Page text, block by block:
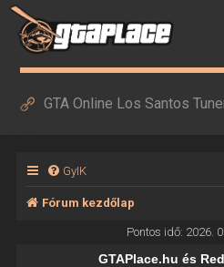
GTA Online Los Santos
GyIK
Fórum kezdőlap
Pontos idő: 2026.
GTAPlace.hu és